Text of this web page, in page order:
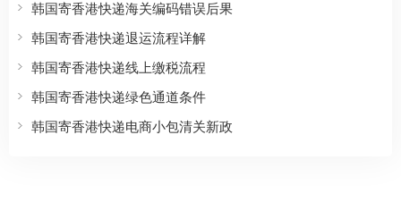
韩国寄香港快递海关编码错误后果
韩国寄香港快递退运流程详解
韩国寄香港快递线上缴税流程
韩国寄香港快递绿色通道条件
韩国寄香港快递电商小包清关新政